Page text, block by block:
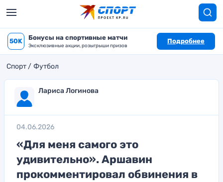
50K Бонусы на спортивные матчи
Эксклюзивные акции, розыгрыши призов
Подробнее
Спорт Футбол
Лариса Логинова
04.06.2026
«Для меня самого это
удивительно». Аршавин
прокомментировал обвинения в